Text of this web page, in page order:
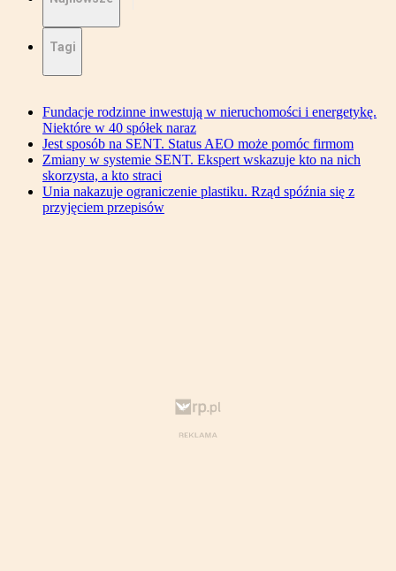
Tagi
Fundacje rodzinne inwestują w nieruchomości i energetykę.
Niektóre w 40 spółek naraz
Jest sposób na SENT. Status AEO może pomóc firmom
Zmiany w systemie SENT. Ekspert wskazuje kto na nich
skorzysta, a kto straci
Unia nakazuje ograniczenie plastiku. Rząd spóźnia się z
przyjęciem przepisów